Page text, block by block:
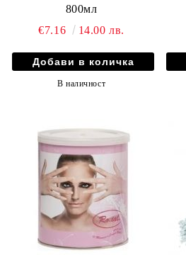
800мл
€7.16
14.00 лв.
В наличност